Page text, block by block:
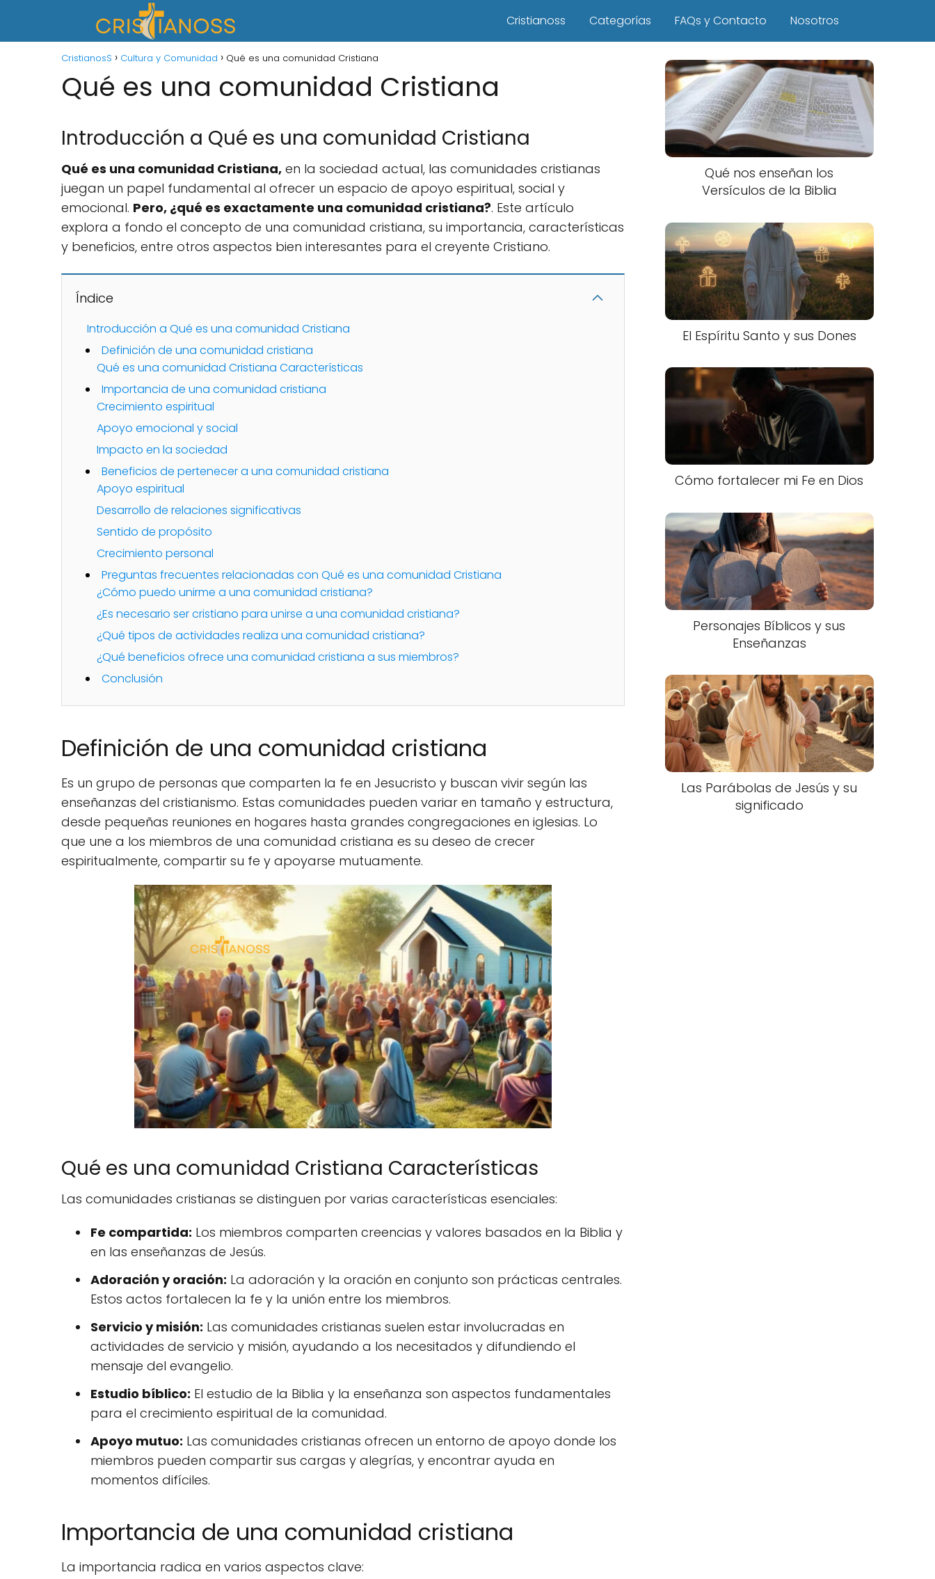
Cristianoss Categorías FAQs y Contacto Nosotros
CristianosS Cultura y Comunidad Qué es una comunidad Cristiana
Qué es una comunidad Cristiana
Introducción a Qué es una comunidad Cristiana
Qué es una comunidad Cristiana, en la sociedad actual, las comunidades cristianas
juegan un papel fundamental al ofrecer un espacio de apoyo espiritual, social y
emocional. Pero, ¿qué es exactamente una comunidad cristiana?. Este artículo
explora a fondo el concepto de una comunidad cristiana, su importancia, características
y beneficios, entre otros aspectos bien interesantes para el creyente Cristiano.
Índice
Introducción a Qué es una comunidad Cristiana
Definición de una comunidad cristiana
Qué es una comunidad Cristiana Características
Importancia de una comunidad cristiana
Crecimiento espiritual
Apoyo emocional y social
Impacto en la sociedad
Beneficios de pertenecer a una comunidad cristiana
Apoyo espiritual
Desarrollo de relaciones significativas
Sentido de propósito
Crecimiento personal
Preguntas frecuentes relacionadas con Qué es una comunidad Cristiana
¿Cómo puedo unirme a una comunidad cristiana?
¿Es necesario ser cristiano para unirse a una comunidad cristiana?
¿Qué tipos de actividades realiza una comunidad cristiana?
¿Qué beneficios ofrece una comunidad cristiana a sus miembros?
Conclusión
Definición de una comunidad cristiana
Es un grupo de personas que comparten la fe en Jesucristo y buscan vivir según las
enseñanzas del cristianismo. Estas comunidades pueden variar en tamaño y estructura,
desde pequeñas reuniones en hogares hasta grandes congregaciones en iglesias. Lo
que une a los miembros de una comunidad cristiana es su deseo de crecer
espiritualmente, compartir su fe y apoyarse mutuamente.
Qué es una comunidad Cristiana Características
Las comunidades cristianas se distinguen por varias características esenciales:
Fe compartida: Los miembros comparten creencias y valores basados en la Biblia y
en las enseñanzas de Jesús.
Adoración y oración: La adoración y la oración en conjunto son prácticas centrales.
Estos actos fortalecen la fe y la unión entre los miembros.
Servicio y misión: Las comunidades cristianas suelen estar involucradas en
actividades de servicio y misión, ayudando a los necesitados y difundiendo el
mensaje del evangelio.
Estudio bíblico: El estudio de la Biblia y la enseñanza son aspectos fundamentales
para el crecimiento espiritual de la comunidad.
Apoyo mutuo: Las comunidades cristianas ofrecen un entorno de apoyo donde los
miembros pueden compartir sus cargas y alegrías, y encontrar ayuda en
momentos difíciles.
Importancia de una comunidad cristiana
La importancia radica en varios aspectos clave:
Qué nos enseñan los
Versículos de la Biblia
El Espíritu Santo y sus Dones
Cómo fortalecer mi Fe en Dios
Personajes Bíblicos y sus
Enseñanzas
Las Parábolas de Jesús y su
significado